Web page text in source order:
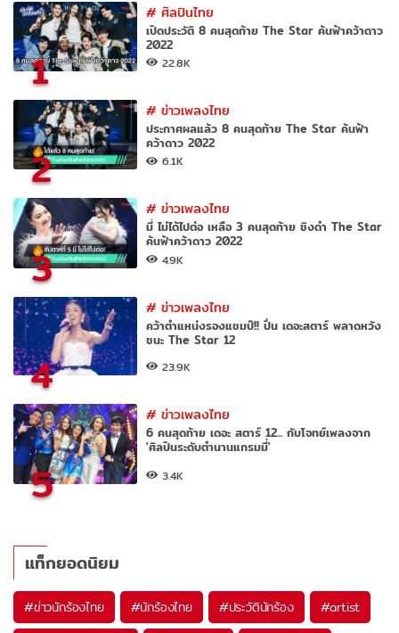
1
#ศิลปินไทย
เปิดประวัติ 8 คนสุดท้าย The Star ค้นฟ้าคว้าดาว
2022
22.8K
2
#ข่าวเพลงไทย
ประกาศผลแล้ว 8 คนสุดท้าย The Star ค้นฟ้า
คว้าดาว 2022
6.1K
3
#ข่าวเพลงไทย
มี่ ไม่ได้ไปต่อ เหลือ 3 คนสุดท้าย ชิงดำ The Star
ค้นฟ้าคว้าดาว 2022
4.9K
4
#ข่าวเพลงไทย
คว้าตำแหน่งรองแชมป์!! ปิ่น เดอะสตาร์ พลาดหวัง
ชนะ The Star 12
23.9K
5
#ข่าวเพลงไทย
6 คนสุดท้าย เดอะ สตาร์ 12... กับโจทย์เพลงจาก
'ศิลปินระดับตำนานแกรมมี่'
3.4K
แท็กยอดนิยม
#ข่าวนักร้องไทย #นักร้องไทย #ประวัตินักร้อง #artist